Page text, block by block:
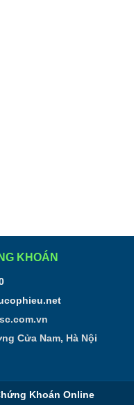
KHOÁN
Cửa Nam, Hà Nội
Khoán Online